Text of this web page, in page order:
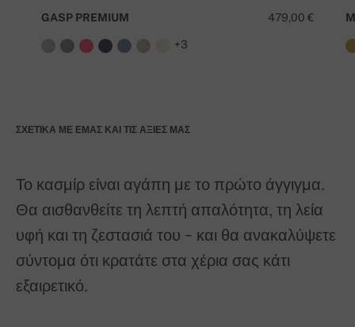
479,00 €
GASP PREMIUM
+3
ΣΧΕΤΙΚΆ ΜΕ ΕΜΆΣ ΚΑΙ ΤΙΣ ΑΞΊΕΣ ΜΑΣ
Το κασμίρ είναι αγάπη με το πρώτο άγγιγμα.
Θα αισθανθείτε τη λεπτή απαλότητα, τη λεία
υφή και τη ζεστασιά του - και θα ανακαλύψετε
σύντομα ότι κρατάτε στα χέρια σας κάτι
εξαιρετικό.